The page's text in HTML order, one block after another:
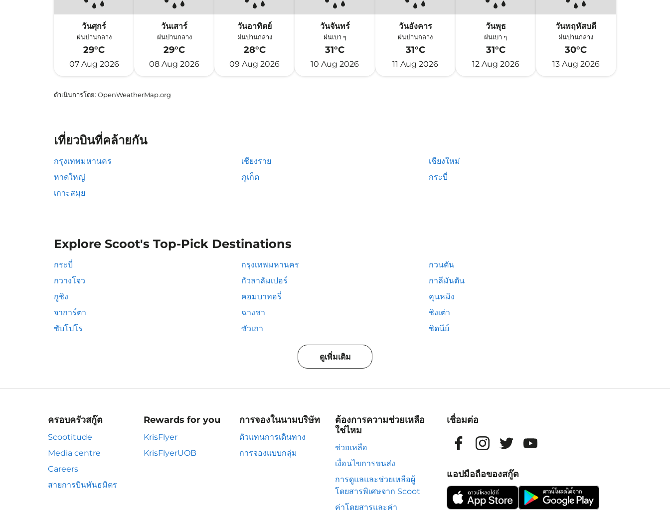
วันศุกร์
ฝนปานกลาง
29°C
07 Aug 2026
วันเสาร์
ฝนปานกลาง
29°C
08 Aug 2026
วันอาทิตย์
ฝนปานกลาง
28°C
09 Aug 2026
วันจันทร์
ฝนเบา ๆ
31°C
10 Aug 2026
วันอังคาร
ฝนปานกลาง
31°C
11 Aug 2026
วันพุธ
ฝนเบา ๆ
31°C
12 Aug 2026
วันพฤหัสบดี
ฝนปานกลาง
30°C
13 Aug 2026
ดำเนินการโดย: OpenWeatherMap.org
เที่ยวบินที่คล้ายกัน
กรุงเทพมหานคร เชียงราย
เชียงใหม่
หาดใหญ่
ภูเก็ต
กระบี่
เกาะสมุย
Explore Scoot's Top-Pick Destinations
กระบี่ กรุงเทพมหานคร
กวนตัน
กวางโจว
กัวลาลัมเปอร์
กาลีมันตัน
กูชิง
คอมบาทอรี่
คุนหมิง
จาการ์ตา
ฉางชา
ชิงเต่า
ซับโปโร
ซัวเถา ซิดนีย์
ดูเพิ่มเติม
ครอบครัวสกู๊ต
Scootitude
Media centre
Careers
สายการบินพันธมิตร
Rewards for you
KrisFlyer
KrisFlyerUOB
การจองในนามบริษัท
ตัวแทนการเดินทาง
การจองแบบกลุ่ม
ต้องการความช่วยเหลือ
ใช่ไหม
ช่วยเหลือ
เงื่อนไขการขนส่ง
การดูแลและช่วยเหลือผู้
โดยสารพิเศษจาก Scoot
ค่าโดยสารและค่า
เชื่อมต่อ
แอปมือถือของสกู๊ต